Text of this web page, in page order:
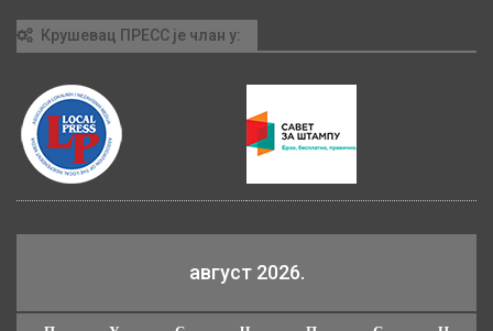
Крушевац ПРЕСС је члан у:
август 2026.